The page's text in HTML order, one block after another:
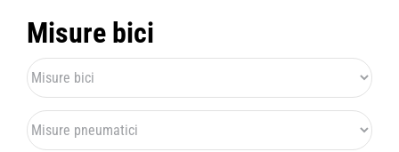
Misure bici